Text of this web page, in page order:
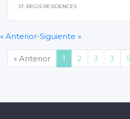
ST. REGIS RESIDENCES
« Anterior-Siguiente »
« Anterior 1 (current)
2 3 3 5